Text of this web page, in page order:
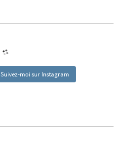
Suivez-moi sur Instagram